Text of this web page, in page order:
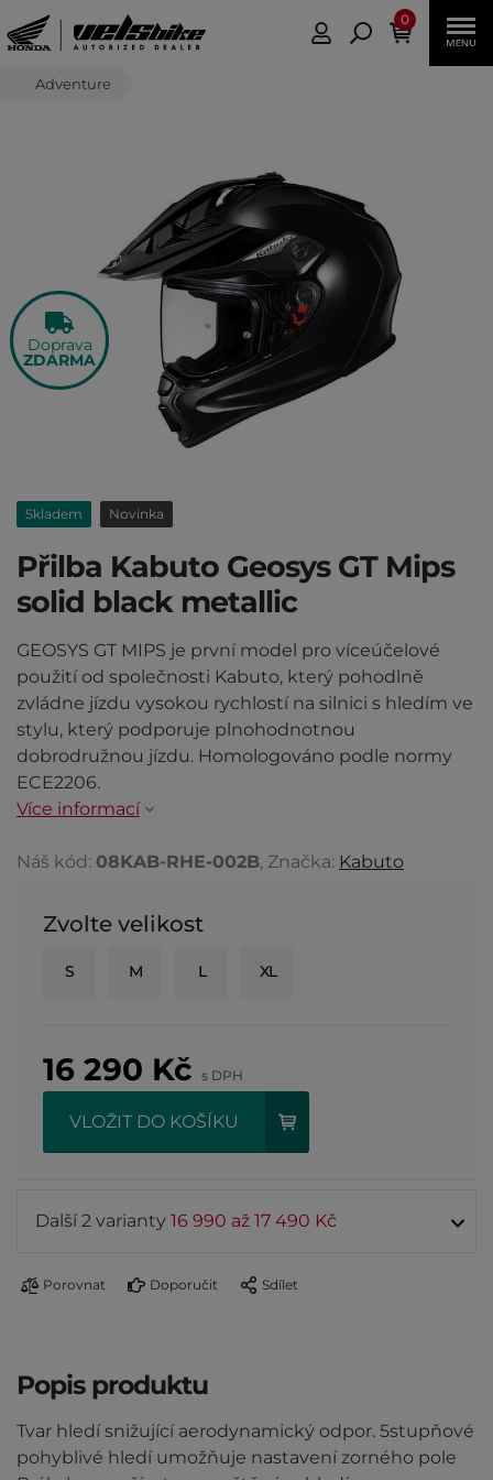
0
Adventure
Doprava
ZDARMA
Skladem Novinka
Přilba Kabuto Geosys GT Mips
solid black metallic
GEOSYS GT MIPS je první model pro víceúčelové
použití od společnosti Kabuto, který pohodlně
zvládne jízdu vysokou rychlostí na silnici s hledím ve
stylu, který podporuje plnohodnotnou
dobrodružnou jízdu. Homologováno podle normy
ECE2206.
Více informací
Náš kód: 08KAB-RHE-002B, Značka: Kabuto
Zvolte velikost
S M L XL
16 290 Kč s DPH
VLOŽIT DO KOŠÍKU
Další 2 varianty 16 990 až 17 490 Kč
Porovnat Doporučit Sdílet
Popis produktu
Tvar hledí snižující aerodynamický odpor. 5stupňové
pohyblivé hledí umožňuje nastavení zorného pole